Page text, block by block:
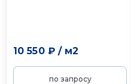
10 550 ₽/ м2
по запросу